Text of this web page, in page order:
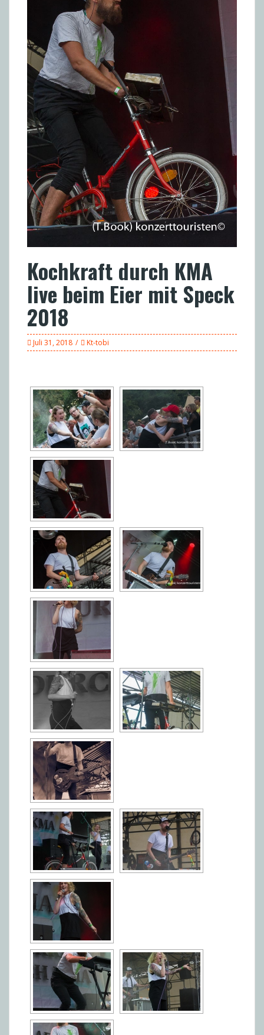
Kochkraft durch KMA
live beim Eier mit Speck
2018
Juli 31, 2018 Kt-tobi